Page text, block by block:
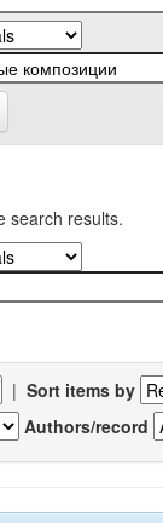
search results.
| Sort items by
Authors/record